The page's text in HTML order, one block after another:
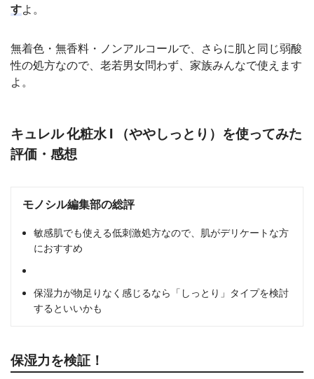
すよ。
無着色・無香料・ノンアルコールで、さらに肌と同じ弱酸
性の処方なので、老若男女問わず、家族みんなで使えます
よ。
キュレル 化粧水 I （ややしっとり）を使ってみた
評価・感想
モノシル編集部の総評
敏感肌でも使える低刺激処方なので、肌がデリケートな方
におすすめ
保湿力が物足りなく感じるなら「しっとり」タイプを検討
するといいかも
保湿力を検証！